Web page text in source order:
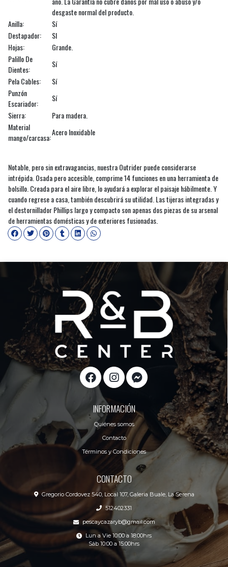
desgaste normal del producto.
Anilla:
Sí
Destapador:
SI
Hojas:
Grande.
Palillo De
Dientes:
Sí
Pela Cables:
Sí
Punzón
Escariador:
Sí
Sierra:
Para madera.
Material
mango/carcasa:
Acero Inoxidable
Notable, pero sin extravagancias, nuestra Outrider puede considerarse
intrépida. Osada pero accesible, comprime 14 funciones en una herramienta de
bolsillo. Creada para el aire libre, lo ayudará a explorar el paisaje hábilmente. Y
cuando regrese a casa, también descubrirá su utilidad. Las tijeras integradas y
el destornillador Phillips largo y compacto son apenas dos piezas de su arsenal
de herramientas domésticas y de exteriores fusionadas.
INFORMACIÓN
Quiénes somos
Contacto
Términos y Condiciones
CONTACTO
Gregorio Cordovez 540, Local 107, Galeria Buale, La Serena
512402331
pescaycazaryb@gmail.com
Lun a Vie 10:00 a 18:00hrs
Sáb 10:00 a 15:00hrs